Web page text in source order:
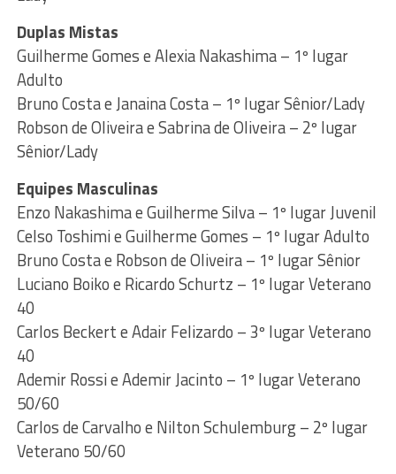
Duplas Mistas
Guilherme Gomes e Alexia Nakashima – 1º lugar
Adulto
Bruno Costa e Janaina Costa – 1º lugar Sênior/Lady
Robson de Oliveira e Sabrina de Oliveira – 2º lugar
Sênior/Lady
Equipes Masculinas
Enzo Nakashima e Guilherme Silva – 1º lugar Juvenil
Celso Toshimi e Guilherme Gomes – 1º lugar Adulto
Bruno Costa e Robson de Oliveira – 1º lugar Sênior
Luciano Boiko e Ricardo Schurtz – 1º lugar Veterano
40
Carlos Beckert e Adair Felizardo – 3º lugar Veterano
40
Ademir Rossi e Ademir Jacinto – 1º lugar Veterano
50/60
Carlos de Carvalho e Nilton Schulemburg – 2º lugar
Veterano 50/60